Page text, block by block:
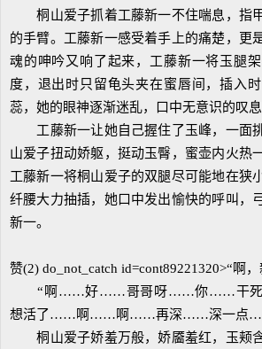
桐山爱子抓着工藤新一不住喘息，指
的手臂。工藤新一感受着手上的痛楚，更
魂的呻吟又响了起来，工藤新一将玉腿
度，退出时只留龟头夹在蜜唇间，插入
蕊，她的眼神逐渐迷乱，口中无意识的叹息
工藤新一让她自己握住了玉峰，一面
山爱子扭动娇躯，挺动玉臀，蜜壶内火热
工藤新一将桐山爱子的双腿尽可能地在狭
纤腰大力抽插，她口中发出愉快的呼叫，
新一。
赞(2) do_not_catch id=cont89221320>“啊
“啊……好……哥哥呀……你……干死
想活了……啊……啊……再深……深一点
桐山爱子娇羞万般，娇靥羞红，玉颊